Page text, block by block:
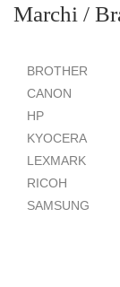
Marchi /
BROTHER
CANON
HP
KYOCERA
LEXMARK
RICOH
SAMSUNG